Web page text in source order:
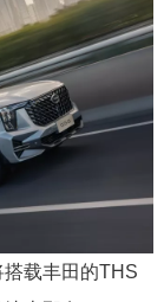
载丰田的THS